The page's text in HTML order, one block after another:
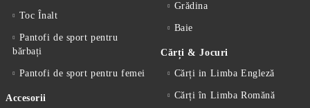
Toc Înalt
Pantofi de sport pentru
bărbați
Pantofi de sport pentru femei
Accesorii
Grădina
Baie
Cărți & Jocuri
Cărți in Limba Engleză
Cărți în Limba Romănă